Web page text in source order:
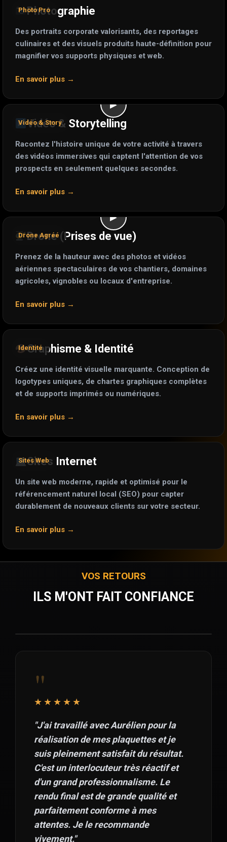
Photo Pro
Photographie
Des portraits corporate valorisants, des reportages
culinaires et des visuels produits haute-définition pour
magnifier vos supports physiques et web.
En savoir plus →
Vidéo & Story
▶
Vidéo & Storytelling
Racontez l'histoire unique de votre activité à travers
des vidéos immersives qui captent l'attention de vos
prospects en seulement quelques secondes.
En savoir plus →
Drone Agréé
▶
Drone (Prises de vue)
Prenez de la hauteur avec des photos et vidéos
aériennes spectaculaires de vos chantiers, domaines
agricoles, vignobles ou locaux d'entreprise.
En savoir plus →
Identité
Graphisme & Identité
Créez une identité visuelle marquante. Conception de
logotypes uniques, de chartes graphiques complètes
et de supports imprimés ou numériques.
En savoir plus →
Sites Web
Sites Internet
Un site web moderne, rapide et optimisé pour le
référencement naturel local (SEO) pour capter
durablement de nouveaux clients sur votre secteur.
En savoir plus →
VOS RETOURS
ILS M'ONT FAIT CONFIANCE
"
★★★★★
"J'ai travaillé avec Aurélien pour la
réalisation de mes plaquettes et je
suis pleinement satisfait du résultat.
C'est un interlocuteur très réactif et
d'un grand professionnalisme. Le
rendu final est de grande qualité et
parfaitement conforme à mes
attentes. Je le recommande
vivement."